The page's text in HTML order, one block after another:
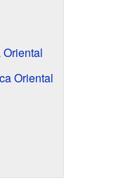
Oriental